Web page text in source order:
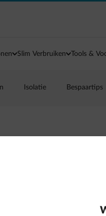
Slim Verbruiken Tools &
Isolatie Bespaartips
Van slimme producten